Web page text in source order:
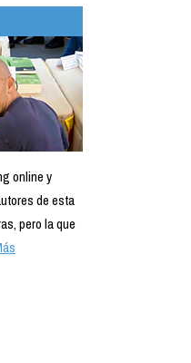
online y
de esta
pero la que